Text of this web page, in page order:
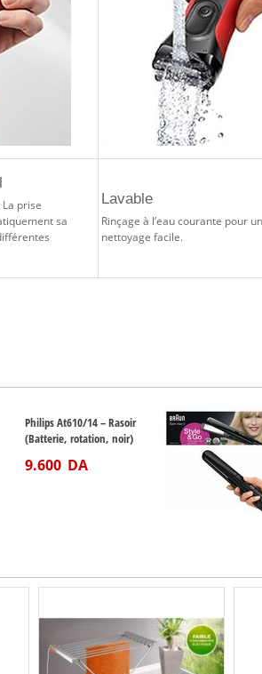
La prise
sa
Lavable
Rinçage à l’eau courante pour un
nettoyage facile.
Philips At610/14 – Rasoir
(Batterie, rotation, noir)
9.600 DA